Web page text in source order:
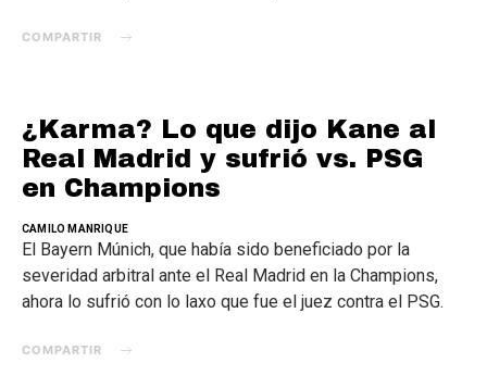
COMPARTIR
¿Karma? Lo que dijo Kane al
Real Madrid y sufrió vs. PSG
en Champions
CAMILO MANRIQUE
El Bayern Múnich, que había sido beneficiado por la
severidad arbitral ante el Real Madrid en la Champions,
ahora lo sufrió con lo laxo que fue el juez contra el PSG.
COMPARTIR